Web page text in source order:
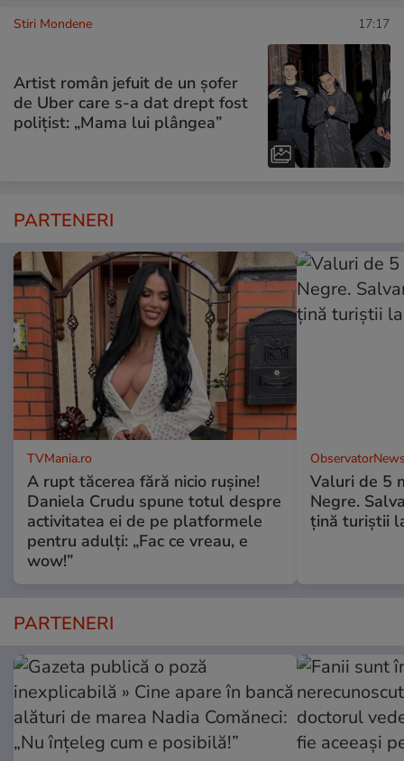
Stiri Mondene 17:17
Artist român jefuit de un șofer
de Uber care s-a dat drept fost
polițist: „Mama lui plângea”
PARTENERI
TVMania.ro
A rupt tăcerea fără nicio rușine!
Daniela Crudu spune totul despre
activitatea ei de pe platformele
pentru adulți: „Fac ce vreau, e
wow!”
Valuri de 5
Negre.
ţină turiştii
PARTENERI